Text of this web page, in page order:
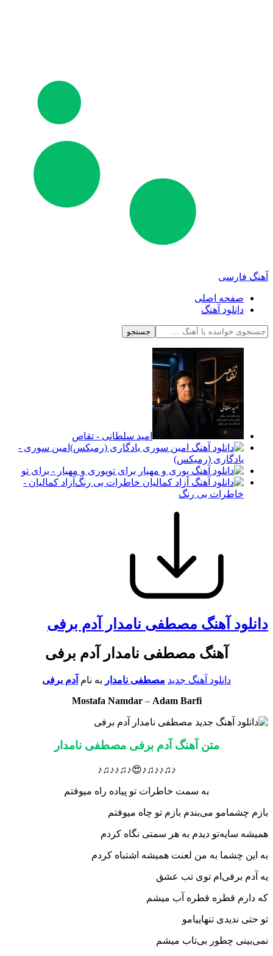
آهنگ فارسی
صفحه اصلی
دانلود آهنگ
جستجو
امید سلطانی - تقاص
امین سوری -
یادگاری (رمیکس)
پوری و مهیار - برای تو
آزاد کمالیان -
خاطرات بی رنگ
دانلود آهنگ مصطفی نامدار آدم برفی
آهنگ مصطفی نامدار آدم برفی
دانلود آهنگ جدید مصطفی نامدار به نام آدم برفی
Mostafa Namdar– Adam Barfi
متن آهنگ آدم برفی مصطفی نامدار
♪♫♪♪♫♪😍♪♫♪♪♫♪
به سمت خاطرات تو پیاده راه میوفتم
بازم چشمامو می‌بندم بازم تو چاه میوفتم
همیشه سایه‌تو دیدم به هر سمتی نگاه کردم
به این چشما به من لعنت همیشه اشتباه کردم
یه آدم برفی‌ام توی تب عشق
که دارم قطره قطره آب میشم
تو حتی ندیدی تنهاییامو
نمی‌بینی چطور بی‌تاب میشم